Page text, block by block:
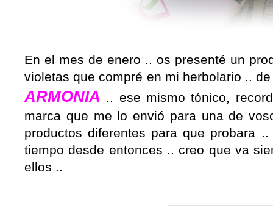
En el mes de enero .. os presenté un
violetas que compré en mi herbolario ..
ARMONIA .. ese mismo tónico,
marca que me lo envió para una de
productos diferentes para que probara
tiempo desde entonces .. creo que va
ellos ..